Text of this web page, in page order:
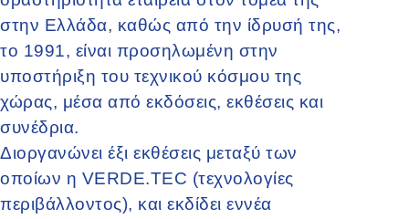
στην Ελλάδα, καθώς από την ίδρυσή της,
το 1991, είναι προσηλωμένη στην
υποστήριξη του τεχνικού κόσμου της
χώρας, μέσα από εκδόσεις, εκθέσεις και
συνέδρια.
Διοργανώνει έξι εκθέσεις μεταξύ των
οποίων η VERDE.TEC (τεχνολογίες
περιβάλλοντος), και εκδίδει εννέα